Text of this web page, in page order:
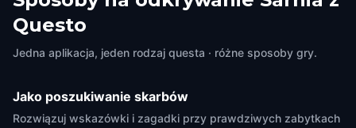
Questo
Jedna aplikacja, jeden rodzaj questa · różne sposoby gry.
Jako poszukiwanie skarbów
Rozwiązuj wskazówki i zagadki przy prawdziwych zabytkach